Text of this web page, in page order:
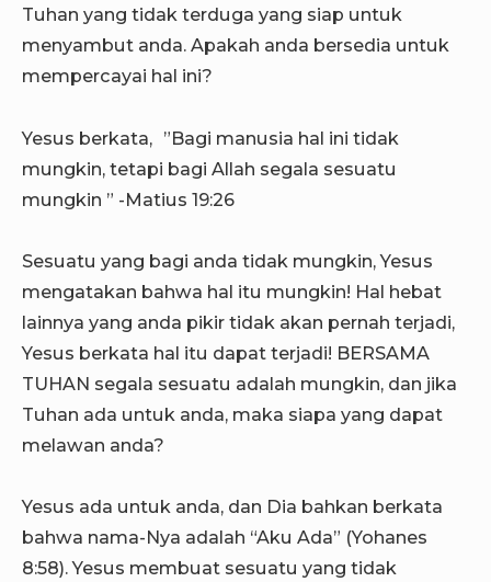
Tuhan yang tidak terduga yang siap untuk
menyambut anda. Apakah anda bersedia untuk
mempercayai hal ini?
Yesus berkata, ”Bagi manusia hal ini tidak
mungkin, tetapi bagi Allah segala sesuatu
mungkin ” -Matius 19:26
Sesuatu yang bagi anda tidak mungkin, Yesus
mengatakan bahwa hal itu mungkin! Hal hebat
lainnya yang anda pikir tidak akan pernah terjadi,
Yesus berkata hal itu dapat terjadi! BERSAMA
TUHAN segala sesuatu adalah mungkin, dan jika
Tuhan ada untuk anda, maka siapa yang dapat
melawan anda?
Yesus ada untuk anda, dan Dia bahkan berkata
bahwa nama-Nya adalah “Aku Ada” (Yohanes
8:58). Yesus membuat sesuatu yang tidak